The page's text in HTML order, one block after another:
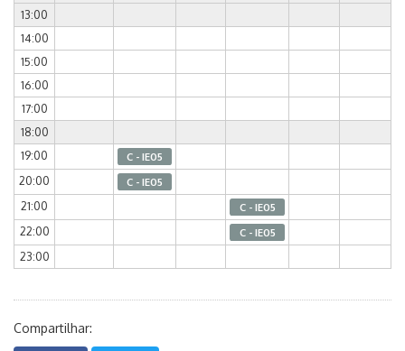
13:00
14:00
15:00
16:00
17:00
18:00
19:00
C - IE05
20:00 C - IE05
21:00 C - IE05
22:00 C - IE05
23:00
Compartilhar: